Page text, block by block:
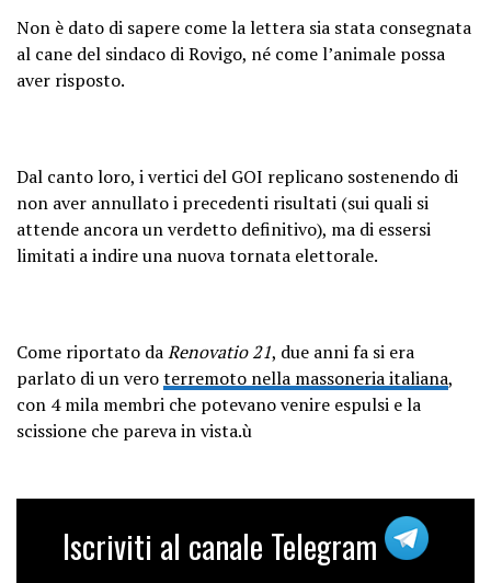
Non è dato di sapere come la lettera sia stata consegnata
al cane del sindaco di Rovigo, né come l’animale possa
aver risposto.
Dal canto loro, i vertici del GOI replicano sostenendo di
non aver annullato i precedenti risultati (sui quali si
attende ancora un verdetto definitivo), ma di essersi
limitati a indire una nuova tornata elettorale.
Come riportato daRenovatio 21, due anni fa si era
parlato di un veroterremoto nella massoneria italiana,
con 4 mila membri che potevano venire espulsi e la
scissione che pareva in vista.ù
Iscriviti al canale Telegram